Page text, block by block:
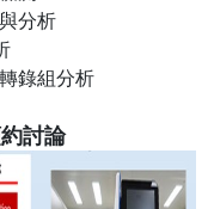
分析
錄組分析
討論